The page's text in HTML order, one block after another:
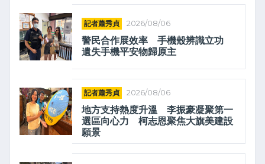
記者蕭秀貞 2026/08/06
警民合作展效率 手機殼辨識立功
遺失手機平安物歸原主
記者蕭秀貞 2026/08/06
地方支持熱度升溫 李振豪凝聚第一
選區向心力 柯志恩聚焦大旗美建設
願景